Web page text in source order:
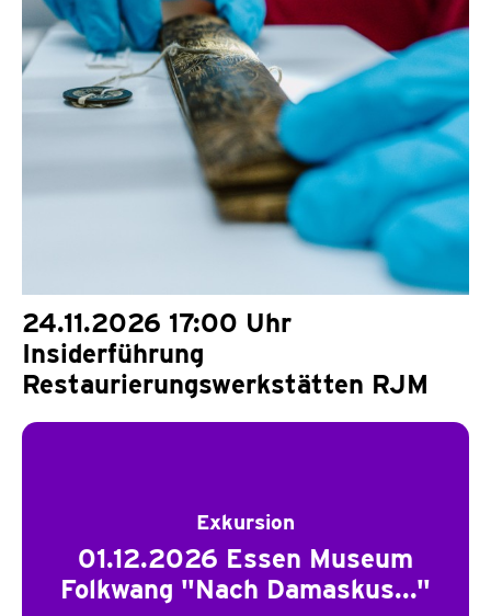
24.11.2026 17:00 Uhr
Insiderführung
Restaurierungswerkstätten RJM
Exkursion
01.12.2026 Essen Museum
Folkwang "Nach Damaskus..."